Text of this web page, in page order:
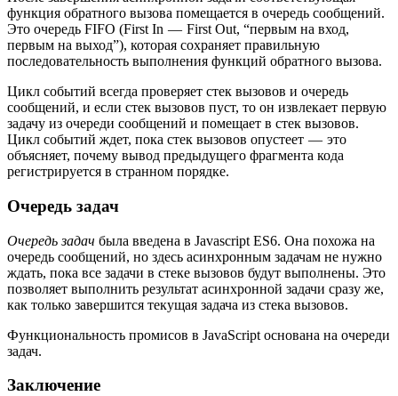
функция обратного вызова помещается в очередь сообщений.
Это очередь FIFO (First In — First Out, “первым на вход,
первым на выход”), которая сохраняет правильную
последовательность выполнения функций обратного вызова.
Цикл событий всегда проверяет стек вызовов и очередь
сообщений, и если стек вызовов пуст, то он извлекает первую
задачу из очереди сообщений и помещает в стек вызовов.
Цикл событий ждет, пока стек вызовов опустеет — это
объясняет, почему вывод предыдущего фрагмента кода
регистрируется в странном порядке.
Очередь задач
Очередь задач была введена в Javascript ES6. Она похожа на
очередь сообщений, но здесь асинхронным задачам не нужно
ждать, пока все задачи в стеке вызовов будут выполнены. Это
позволяет выполнить результат асинхронной задачи сразу же,
как только завершится текущая задача из стека вызовов.
Функциональность промисов в JavaScript основана на очереди
задач.
Заключение